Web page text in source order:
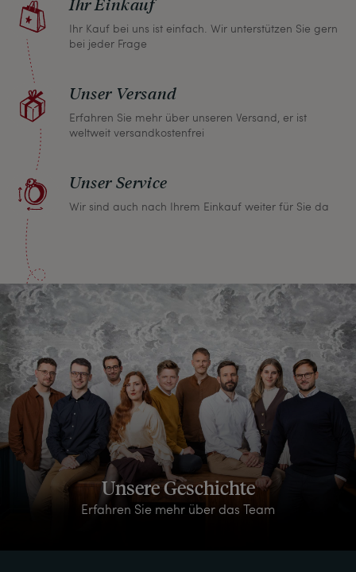
Kaufpreis.
Ihr Kauf bei uns ist einfach. Wir unterstützen Sie gern
bei jeder Frage
Unser Versand
Erfahren Sie mehr über unseren Versand, er ist
weltweit versandkostenfrei
Unser Service
Wir sind auch nach Ihrem Einkauf weiter für Sie da
Unsere Geschichte
Erfahren Sie mehr über das Team